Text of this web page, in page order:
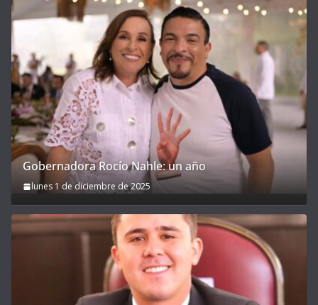
Gobernadora Rocío Nahle: un año
lunes 1 de diciembre de 2025